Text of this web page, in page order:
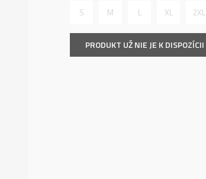
S M L XL 2XL
PRODUKT UŽ NIE JE K DISPOZÍCII